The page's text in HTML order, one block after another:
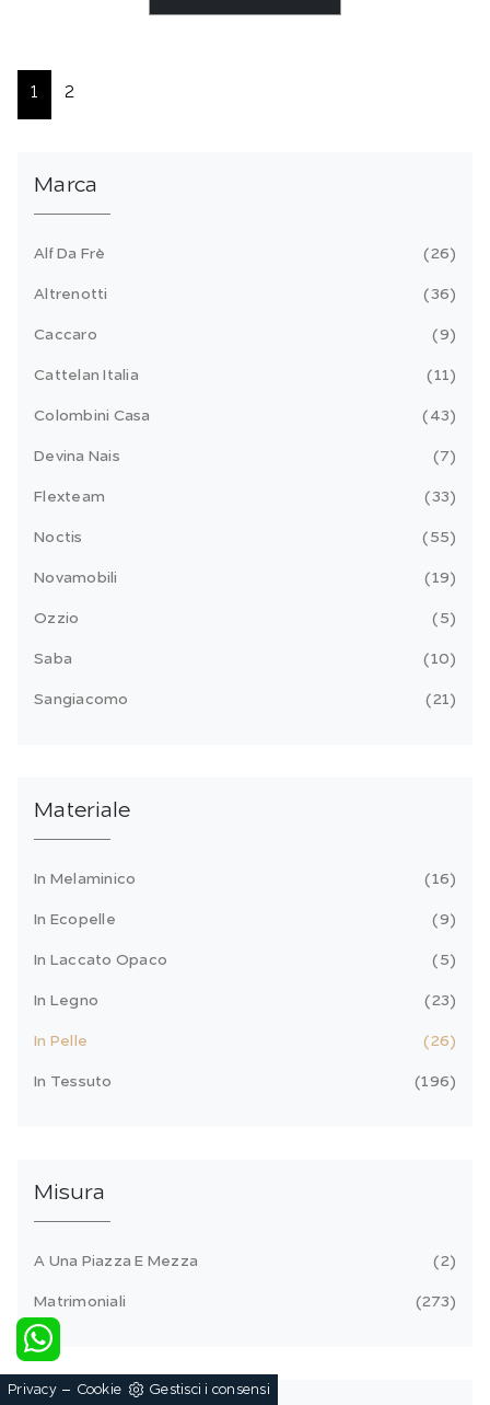
1 2
Marca
Alf Da Frè 26
Altrenotti 36
Caccaro 9
Cattelan Italia 11
Colombini Casa 43
Devina Nais 7
Flexteam 33
Noctis 55
Novamobili 19
Ozzio 5
Saba 10
Sangiacomo 21
Materiale
In Melaminico 16
In Ecopelle 9
In Laccato Opaco 5
In Legno 23
In Pelle 26
In Tessuto 196
Misura
A Una Piazza E Mezza 2
Matrimoniali 273
Privacy- Cookie Gestisci i consensi